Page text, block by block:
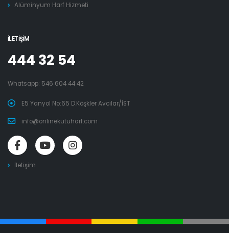
Alüminyum Harf Hizmeti
İLETIŞIM
444 32 54
Whatsapp: 546 604 44 42
E5 Yanyol No:65 D.Köşkler Avcılar/İST
info@onlinekutuharf.com
İletişim